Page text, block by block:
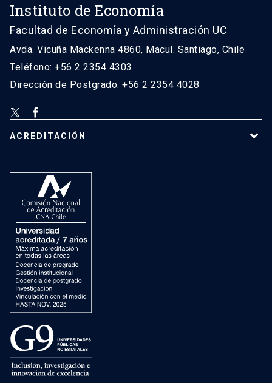
Instituto de Economía
Facultad de Economía y Administración UC
Avda. Vicuña Mackenna 4860, Macul. Santiago, Chile
Teléfono: +56 2 2354 4303
Dirección de Postgrado: +56 2 2354 4028
ACREDITACIÓN